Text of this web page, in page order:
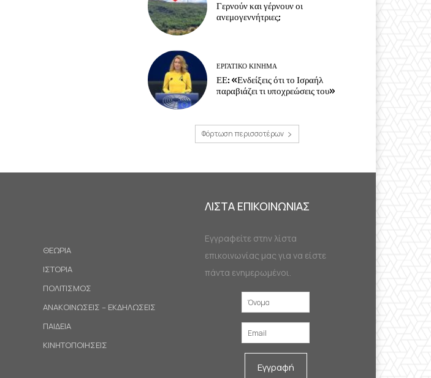
Γερνούν και γέρνουν οι
ανεμογεννήτριες;
ΕΡΓΑΤΙΚΟ ΚΙΝΗΜΑ
ΕΕ: «Ενδείξεις ότι το Ισραήλ
παραβιάζει τι υποχρεώσεις του»
Φόρτωση περισσοτέρων
ΘΕΩΡΙΑ
ΙΣΤΟΡΙΑ
ΠΟΛΙΤΙΣΜΟΣ
ΑΝΑΚΟΙΝΩΣΕΙΣ – ΕΚΔΗΛΩΣΕΙΣ
ΠΑΙΔΕΙΑ
ΚΙΝΗΤΟΠΟΙΗΣΕΙΣ
ΛΙΣΤΑ ΕΠΙΚΟΙΝΩΝΙΑΣ
Εγγραφείτε στην λίστα
επικοινωνίας μας για να είστε
πάντα ενημερωμένοι.
Εγγραφή